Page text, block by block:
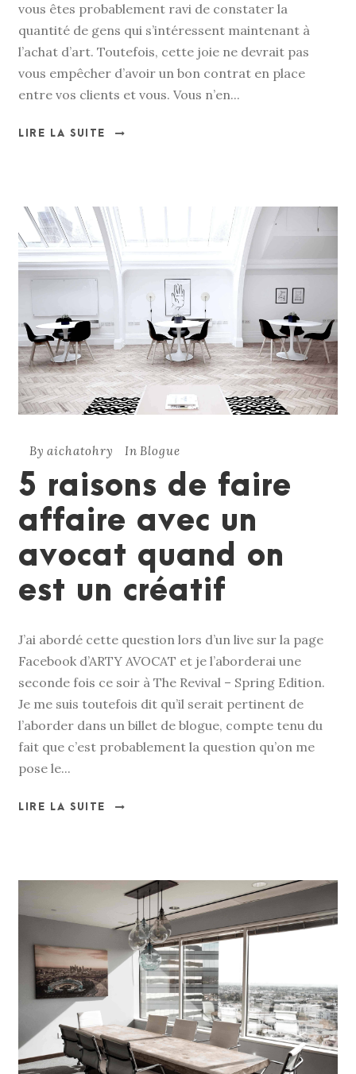
vous êtes probablement ravi de constater la
quantité de gens qui s’intéressent maintenant à
l’achat d’art. Toutefois, cette joie ne devrait pas
vous empêcher d’avoir un bon contrat en place
entre vos clients et vous. Vous n’en...
LIRE LA SUITE
By aichatohry In Blogue
5 raisons de faire
affaire avec un
avocat quand on
est un créatif
J’ai abordé cette question lors d’un live sur la page
Facebook d’ARTY AVOCAT et je l’aborderai une
seconde fois ce soir à The Revival – Spring Edition.
Je me suis toutefois dit qu’il serait pertinent de
l’aborder dans un billet de blogue, compte tenu du
fait que c’est probablement la question qu’on me
pose le...
LIRE LA SUITE